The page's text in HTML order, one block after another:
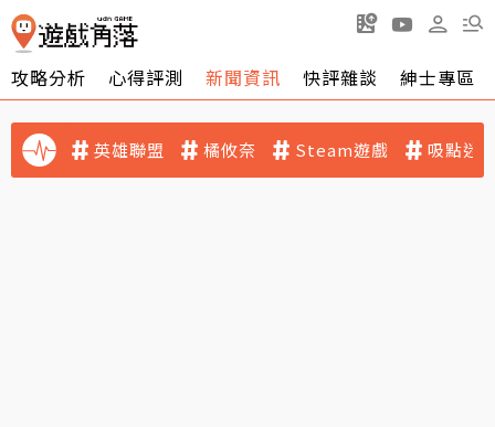
攻略分析 心得評測 新聞資訊 快評雜談 紳士專區
英雄聯盟 橘攸奈 Steam遊戲 吸點迷